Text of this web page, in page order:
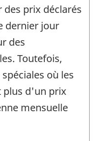
prix déclarés
dernier jour
des
Toutefois,
où les
plus d'un prix
mensuelle